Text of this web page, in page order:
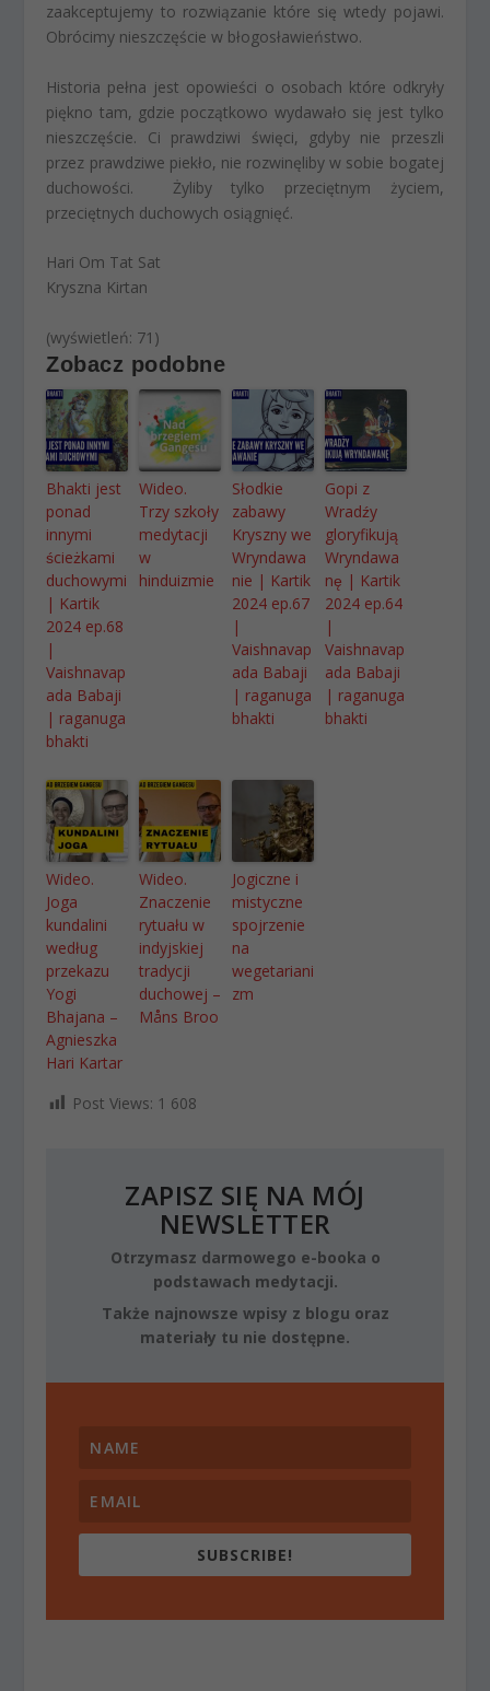
zaakceptujemy to rozwiązanie które się wtedy pojawi.
Obrócimy nieszczęście w błogosławieństwo.
Historia pełna jest opowieści o osobach które odkryły
piękno tam, gdzie początkowo wydawało się jest tylko
nieszczęście. Ci prawdziwi święci, gdyby nie przeszli
przez prawdziwe piekło, nie rozwinęliby w sobie bogatej
duchowości. Żyliby tylko przeciętnym życiem,
przeciętnych duchowych osiągnięć.
Hari Om Tat Sat
Kryszna Kirtan
(wyświetleń: 71)
Zobacz podobne
Bhakti jest
ponad
innymi
ścieżkami
duchowymi
| Kartik
2024 ep.68
|
Vaishnavap
ada Babaji
| raganuga
bhakti
Wideo.
Trzy szkoły
medytacji
w
hinduizmie
Słodkie
zabawy
Kryszny we
Wryndawa
nie | Kartik
2024 ep.67
|
Vaishnavap
ada Babaji
| raganuga
bhakti
Gopi z
Wradźy
gloryfikują
Wryndawa
nę | Kartik
2024 ep.64
|
Vaishnavap
ada Babaji
| raganuga
bhakti
Wideo.
Joga
kundalini
według
przekazu
Yogi
Bhajana –
Agnieszka
Hari Kartar
Wideo.
Znaczenie
rytuału w
indyjskiej
tradycji
duchowej –
Måns Broo
Jogiczne i
mistyczne
spojrzenie
na
wegetariani
zm
Post Views: 1 608
ZAPISZ SIĘ NA MÓJ
NEWSLETTER
Otrzymasz darmowego e-booka o
podstawach medytacji.
Także najnowsze wpisy z blogu oraz
materiały tu nie dostępne.
SUBSCRIBE!